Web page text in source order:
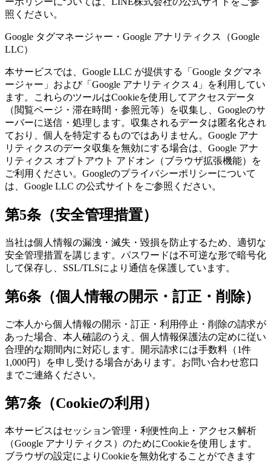
照ください。
Google タグマネージャー・Google アナリティクス（Google
LLC）
本サービスでは、Google LLC が提供する「Google タグマネ
ージャー」および「Google アナリティクス 4」を利用してい
ます。これらのツールはCookieを使用してアクセスデータ
（閲覧ページ・滞在時間・参照元等）を収集し、Googleのサ
ーバーに送信・処理します。収集されるデータは匿名化され
ており、個人を特定するものではありません。Google アナ
リティクスのデータ収集を無効にする場合は、Google アナ
リティクス オプトアウト アドオン（ブラウザ拡張機能）を
ご利用ください。Googleのプライバシーポリシーについて
は、Google LLC の公式サイトをご参照ください。
第5条（安全管理措置）
当社は個人情報の漏洩・滅失・毀損を防止するため、適切な
安全管理措置を講じます。パスワードは不可逆な形で暗号化
して保存し、SSL/TLSにより通信を保護しています。
第6条（個人情報の開示・訂正・削除）
ご本人から個人情報の開示・訂正・利用停止・削除の請求が
あった場合、本人確認のうえ、個人情報保護法の定めに従い
合理的な期間内に対応します。開示請求には手数料（1件
1,000円）を申し受ける場合があります。お問い合わせ窓口
までご連絡ください。
第7条（Cookieの利用）
本サービスはセッション管理・利便性向上・アクセス解析
（Google アナリティクス）のためにCookieを使用します。
ブラウザの設定によりCookieを無効化することができます